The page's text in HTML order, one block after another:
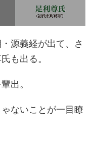
源義経が出て、さ
も出る。
出。
ないことが一目瞭